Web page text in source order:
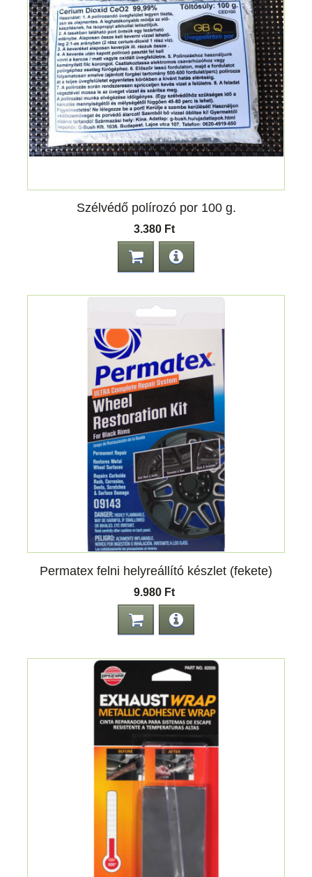
Szélvédő polírozó por 100 g.
3.380 Ft
Permatex felni helyreállító készlet (fekete)
9.980 Ft